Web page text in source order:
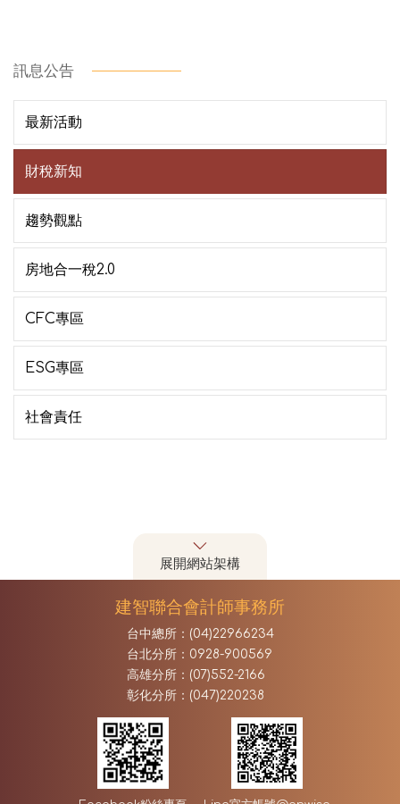
訊息公告
最新活動
財稅新知
趨勢觀點
房地合一稅2.0
CFC專區
ESG專區
社會責任
展開網站架構
建智聯合會計師事務所
台中總所：(04)22966234
台北分所：0928-900569
高雄分所：(07)552-2166
彰化分所：(047)220238